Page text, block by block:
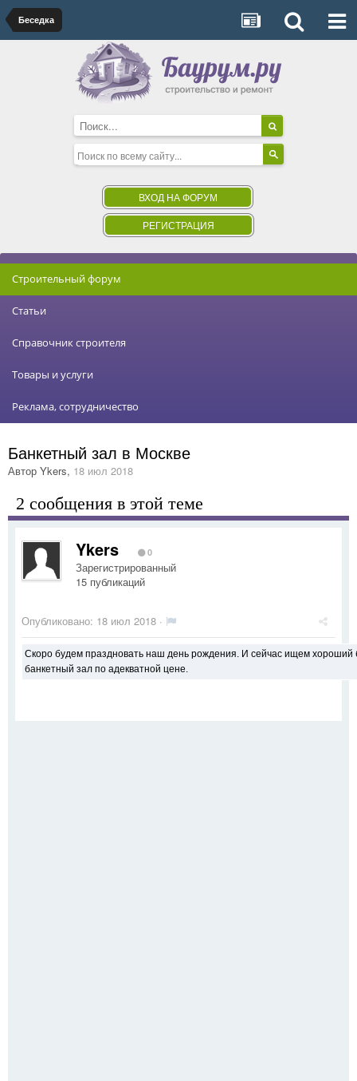
Беседка
ВХОД НА ФОРУМ
РЕГИСТРАЦИЯ
Строительный форум
Статьи
Справочник строителя
Товары и услуги
Реклама, сотрудничество
Банкетный зал в Москве
Автор Ykers, 18 июл 2018
2 сообщения в этой теме
Ykers 0
Зарегистрированный
15 публикаций
Опубликовано: 18 июл 2018 ·
Скоро будем праздновать наш день рождения. И сейчас ищем хороший
банкетный зал по адекватной цене.